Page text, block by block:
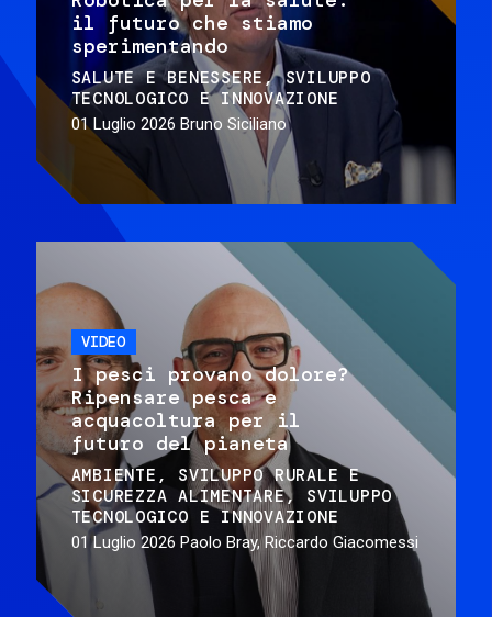
il futuro che stiamo
sperimentando
SALUTE E BENESSERE
SVILUPPO
TECNOLOGICO E INNOVAZIONE
01 Luglio 2026 Bruno Siciliano
VIDEO
I pesci provano dolore?
Ripensare pesca e
acquacoltura per il
futuro del pianeta
AMBIENTE
SVILUPPO RURALE E
SICUREZZA ALIMENTARE
SVILUPPO
TECNOLOGICO E INNOVAZIONE
01 Luglio 2026 Paolo Bray, Riccardo Giacomessi